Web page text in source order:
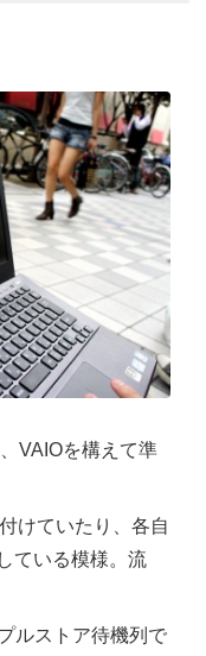
VAIOを構えて準
けていたり、各自
ている模様。流
ルストア待機列で